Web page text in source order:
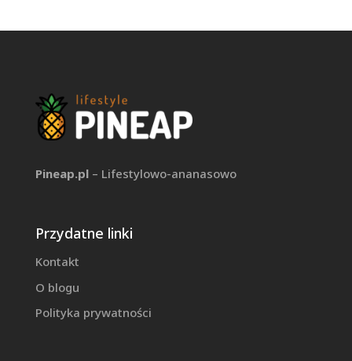
Pineap.pl– Lifestylowo-ananasowo
Przydatne linki
Kontakt
O blogu
Polityka prywatności